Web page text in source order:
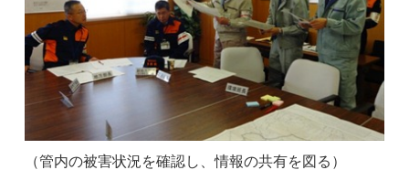
（管内の被害状況を確認し、情報の共有を図る）